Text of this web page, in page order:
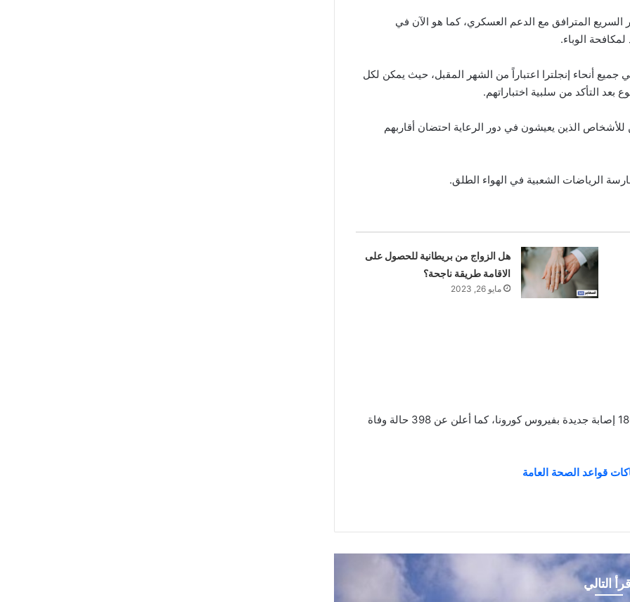
المترافق مع الدعم العسكري، كما هو الآن في
الوباء.
أنحاء إنجلترا اعتباراً من الشهر المقبل، حيث يمكن لكل
بعد التأكد من سلبية اختباراتهم.
الذين يعيشون في دور الرعاية احتضان أقاربهم
الرياضات الشعبية في الهواء الطلق.
هل الزواج من بريطانية للحصول على
الاقامة طريقة ناجحة؟
مايو 26, 2023
جدير بالذكر أن المملكة المتحدة سجلت يوم الأحد 18662 إصابة جديدة بفيروس كورونا، كما أعلن عن 398 حالة وفاة
قواعد الصحة العامة
التالي